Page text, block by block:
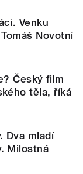
Venku
Novotní
Český film
těla, říká
Dva mladí
Milostná